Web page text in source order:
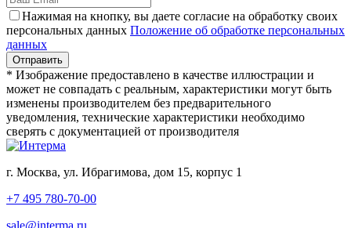
Нажимая на кнопку, вы даете согласие на обработку своих
персональных данных Положение об обработке персональных
данных
* Изображение предоставлено в качестве иллюстрации и
может не совпадать с реальным, характеристики могут быть
изменены производителем без предварительного
уведомления, технические характеристики необходимо
сверять с документацией от производителя
г. Москва, ул. Ибрагимова, дом 15, корпус 1
+7 495 780-70-00